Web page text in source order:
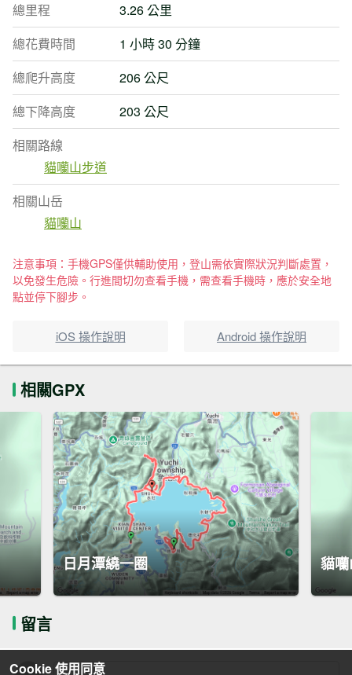
總里程
3.26 公里
總花費時間
1 小時 30 分鐘
總爬升高度
206 公尺
總下降高度
203 公尺
相關路線
貓囒山步道
相關山岳
貓囒山
注意事項：手機GPS僅供輔助使用，登山需依實際狀況判斷處置，
以免發生危險。行進間切勿查看手機，需查看手機時，應於安全地
點並停下腳步。
iOS 操作說明 Android 操作說明
相關GPX
日月潭繞一圈 貓
留言
Cookie 使用同意